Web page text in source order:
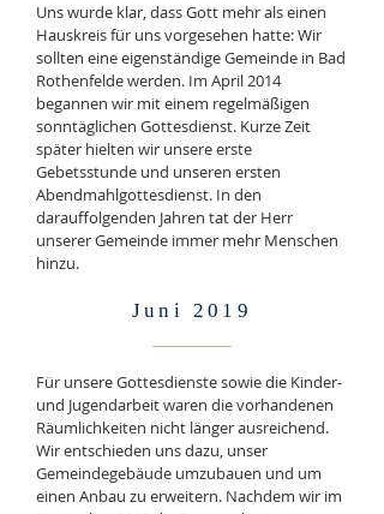
Uns wurde klar, dass Gott mehr als einen
Hauskreis für uns vorgesehen hatte: Wir
sollten eine eigenständige Gemeinde in Bad
Rothenfelde werden. Im April 2014
begannen wir mit einem regelmäßigen
sonntäglichen Gottesdienst. Kurze Zeit
später hielten wir unsere erste
Gebetsstunde und unseren ersten
Abendmahlgottesdienst. In den
darauffolgenden Jahren tat der Herr
unserer Gemeinde immer mehr Menschen
hinzu.
Juni 2019
Für unsere Gottesdienste sowie die Kinder-
und Jugendarbeit waren die vorhandenen
Räumlichkeiten nicht länger ausreichend.
Wir entschieden uns dazu, unser
Gemeindegebäude umzubauen und um
einen Anbau zu erweitern. Nachdem wir im